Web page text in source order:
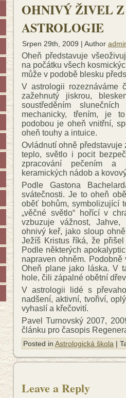
OHNIVÝ ŽIVEL
ASTROLOGIE
Srpen 29th, 2009 | Author
Oheň představuje
na počátku všech
může v podobě blesku
V astrologii rozeznáváme
zažehnutý jiskrou,
soustředěním
mechanicky, třením, je
podobou je oheň vnitřní,
oheň touhy a intuice.
Ovládnutí ohně
teplo, světlo i pocit
zpracování pečením a
keramických nádob a
Podle Gastona
svátečnosti. Je to oheň
oběť bohům, symbolizující
„věčné světlo“ hořící v
vzbuzuje vážnost,
ohnivý keř, jako sloup
Ježíš Kristus říká, že
Podle některých
napraven ohněm.
Oheň plane jako láska. V
hole, čili zápalné obětní
V astrologii lidé s
nadšení, aktivní, tvořiví,
vyhaslí a křečovití.
Pavel Turnovský 2007,
článku pro časopis
Posted in Astrologická škola |
Leave a Reply